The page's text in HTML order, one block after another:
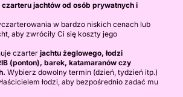
czarteru jachtów od osób prywatnych i
w bardzo niskich cenach lub
aby zwróciły Ci się koszty jego
czarter jachtu żeglowego, łodzi
(ponton), barek, katamaranów czy
Wybierz dowolny termin (dzień, tydzień itp.)
łodzi, aby bezpośrednio zadać mu